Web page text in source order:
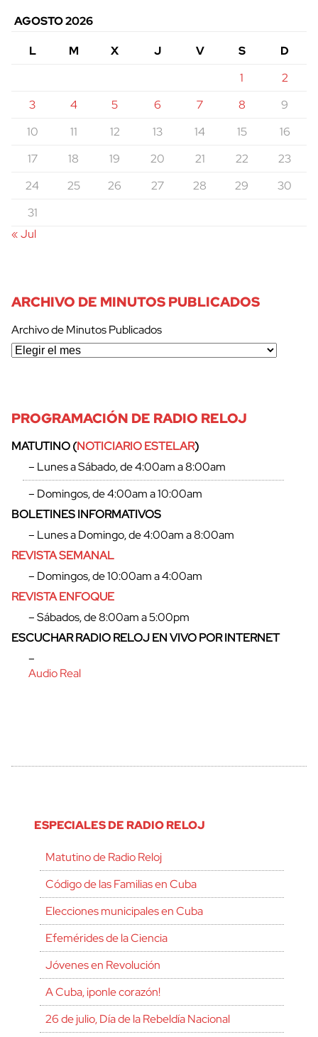
AGOSTO 2026
L
M X J V S
D
1
2
3
4 5 6 7 8
9
10
11 12 13 14 15
16
17
18 19 20 21 22
23
24
25 26 27 28 29
30
31
« Jul
ARCHIVO DE MINUTOS PUBLICADOS
Archivo de Minutos Publicados
PROGRAMACIÓN DE RADIO RELOJ
MATUTINO (NOTICIARIO ESTELAR)
– Lunes a Sábado, de 4:00am a 8:00am
– Domingos, de 4:00am a 10:00am
BOLETINES INFORMATIVOS
– Lunes a Domingo, de 4:00am a 8:00am
REVISTA SEMANAL
– Domingos, de 10:00am a 4:00am
REVISTA ENFOQUE
– Sábados, de 8:00am a 5:00pm
ESCUCHAR RADIO RELOJ EN VIVO POR INTERNET
–
Audio Real
ESPECIALES DE RADIO RELOJ
Matutino de Radio Reloj
Código de las Familias en Cuba
Elecciones municipales en Cuba
Efemérides de la Ciencia
Jóvenes en Revolución
A Cuba, ¡ponle corazón!
26 de julio, Día de la Rebeldía Nacional